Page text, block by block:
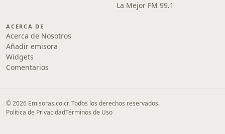
La Mejor FM 99.1
ACERCA DE
Acerca de Nosotros
Añadir emisora
Widgets
Comentarios
© 2026 Emisoras.co.cr. Todos los derechos reservados.
Política de PrivacidadTérminos de Uso